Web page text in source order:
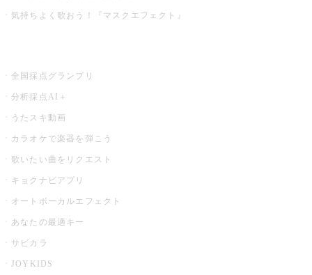
気持ちよく歌おう！『マスクエフェクト』
全国採点グランプリ
分析採点AI＋
うたスキ動画
カラオケで楽器を弾こう
歌いたい曲をリクエスト
キョクナビアプリ
オートボーカルエフェクト
あなたの最適キー
サビカラ
JOYKIDS